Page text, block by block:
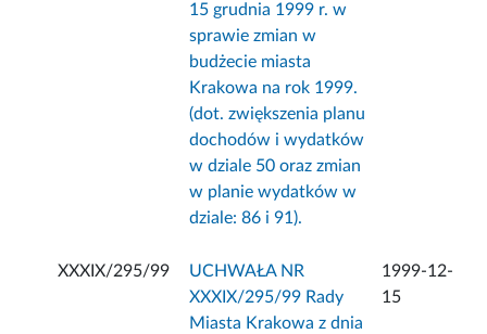
15 grudnia 1999 r. w
sprawie zmian w
budżecie miasta
Krakowa na rok 1999.
(dot. zwiększenia planu
dochodów i wydatków
w dziale 50 oraz zmian
w planie wydatków w
dziale: 86 i 91).
XXXIX/295/99
UCHWAŁA NR
XXXIX/295/99 Rady
Miasta Krakowa z dnia
1999-12-
15